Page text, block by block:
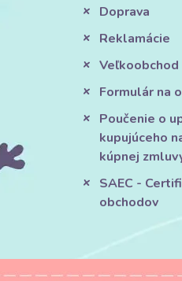
Doprava
Reklamácie
Veľkoobchod
Formulár na
Poučenie o
kupujúceho
kúpnej
SAEC -
obchodov